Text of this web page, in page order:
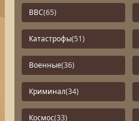
BBC(65)
Катастрофы(51)
Военные(36)
Криминал(34)
Космос(33)